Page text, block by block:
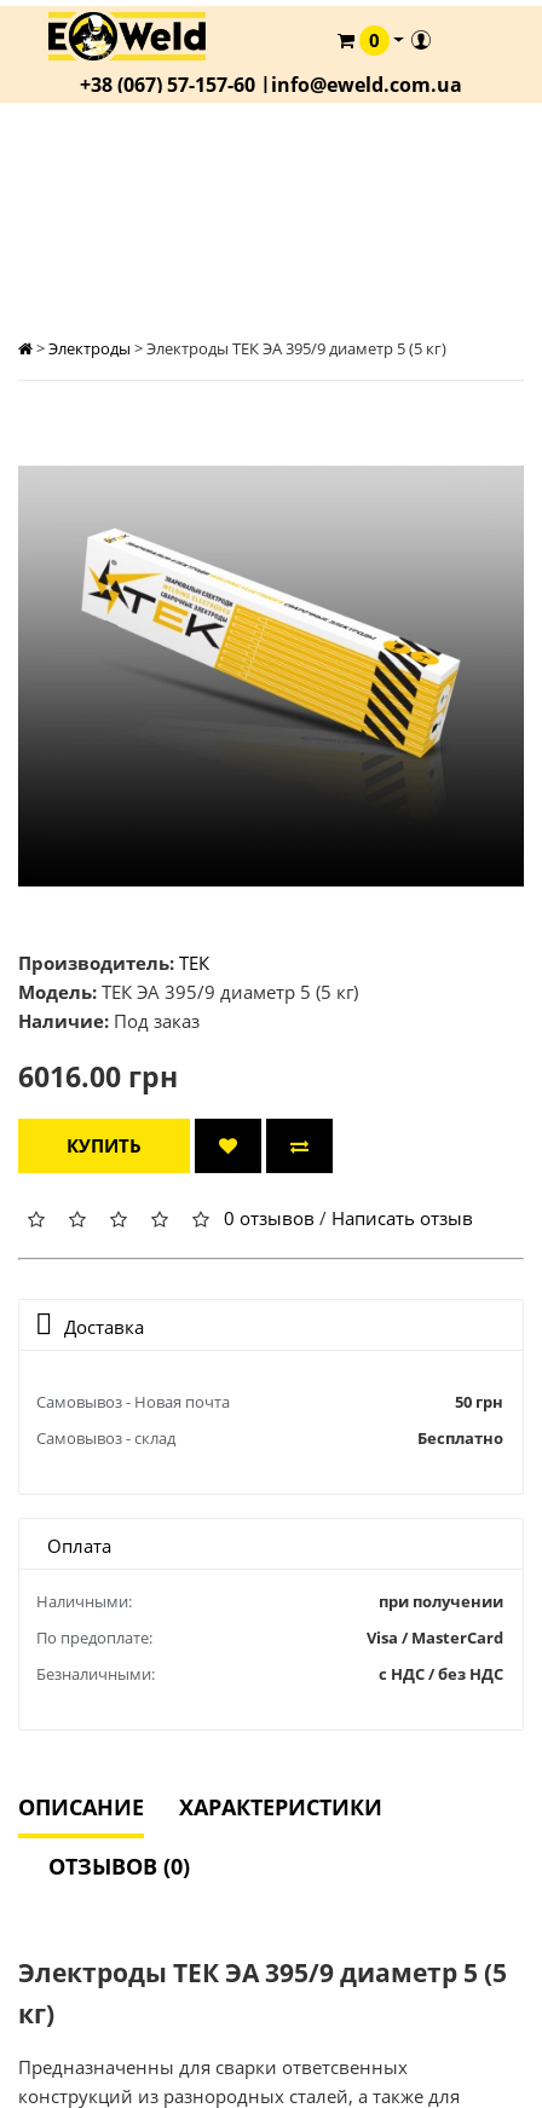
КАТАЛОГ
О
КОНТАКТЫ
0
+38 (067) 57-157-60 |info@eweld.com.ua
>Электроды >Электроды ТЕК ЭА 395/9 диаметр 5 (5 кг)
Производитель: ТЕК
Модель: ТЕК ЭА 395/9 диаметр 5 (5 кг)
Наличие: Под заказ
6016.00 грн
КУПИТЬ
0 отзывов / Написать отзыв
Доставка
Самовывоз - Новая почта
50 грн
Самовывоз - склад
Бесплатно
Оплата
Наличными:
при получении
По предоплате:
Visa / MasterCard
Безналичными:
с НДС / без НДС
ОПИСАНИЕ ХАРАКТЕРИСТИКИ
ОТЗЫВОВ (0)
Электроды ТЕК ЭА 395/9 диаметр 5 (5
кг)
Предназначенны для сварки ответсвенных
конструкций из разнородных сталей, а также для